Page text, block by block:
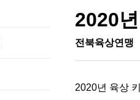
2020
전북육상연맹
2020년 육상